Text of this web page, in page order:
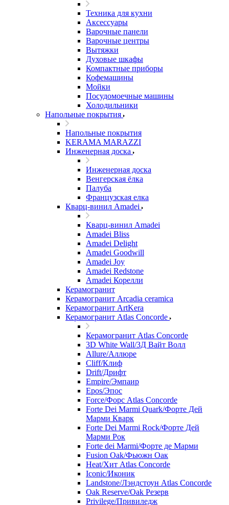
Техника для кухни
Аксессуары
Варочные панели
Варочные центры
Вытяжки
Духовые шкафы
Компактные приборы
Кофемашины
Мойки
Посудомоечные машины
Холодильники
Напольные покрытия
Напольные покрытия
KERAMA MARAZZI
Инженерная доска
Инженерная доска
Венгерская ёлка
Палуба
Французская елка
Кварц-винил Amadei
Кварц-винил Amadei
Amadei Bliss
Amadei Delight
Amadei Goodwill
Amadei Joy
Amadei Redstone
Amadei Корелли
Керамогранит
Керамогранит Arcadia ceramica
Керамогранит ArtKera
Керамогранит Atlas Concorde
Керамогранит Atlas Concorde
3D White Wall/3Д Вайт Волл
Allure/Аллюрe
Cliff/Клиф
Drift/Дрифт
Empire/Эмпаир
Epos/Эпос
Force/Фoрс Atlas Concorde
Forte Dei Marmi Quark/Форте Дей
Марми Кварк
Forte Dei Marmi Rock/Форте Дей
Марми Рок
Forte dei Marmi/Форте де Марми
Fusion Oak/Фьюжн Оак
Heat/Xит Atlas Concorde
Iconic/Иконик
Landstone/Лэндстоун Atlas Concorde
Oak Reserve/Оak Резepв
Privilege/Привиледж